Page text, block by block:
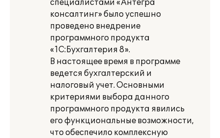
специалистами «Антегра
консалтинг» было успешно
проведено внедрение
программного продукта
«1С:Бухгалтерия 8».
В настоящее время в программе
ведется бухгалтерский и
налоговый учет. Основными
критериями выбора данного
программного продукта явились
его функциональные возможности,
что обеспечило комплексную